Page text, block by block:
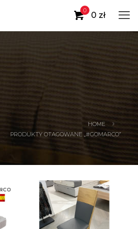
0 0 zł
HOME
PRODUKTY OTAGOWANE „#GOMARCO”